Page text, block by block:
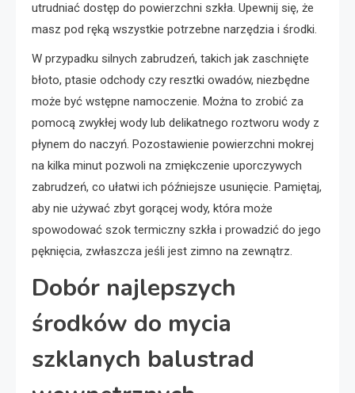
utrudniać dostęp do powierzchni szkła. Upewnij się, że
masz pod ręką wszystkie potrzebne narzędzia i środki.
W przypadku silnych zabrudzeń, takich jak zaschnięte
błoto, ptasie odchody czy resztki owadów, niezbędne
może być wstępne namoczenie. Można to zrobić za
pomocą zwykłej wody lub delikatnego roztworu wody z
płynem do naczyń. Pozostawienie powierzchni mokrej
na kilka minut pozwoli na zmiękczenie uporczywych
zabrudzeń, co ułatwi ich późniejsze usunięcie. Pamiętaj,
aby nie używać zbyt gorącej wody, która może
spowodować szok termiczny szkła i prowadzić do jego
pęknięcia, zwłaszcza jeśli jest zimno na zewnątrz.
Dobór najlepszych
środków do mycia
szklanych balustrad